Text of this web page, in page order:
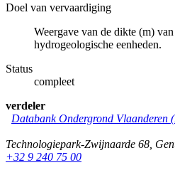
Doel van vervaardiging
Weergave van de dikte (m)
hydrogeologische eenheden.
Status
compleet
verdeler
Databank Ondergrond Vlaanderen
Technologiepark-Zwijnaarde 68
+32 9 240 75 00